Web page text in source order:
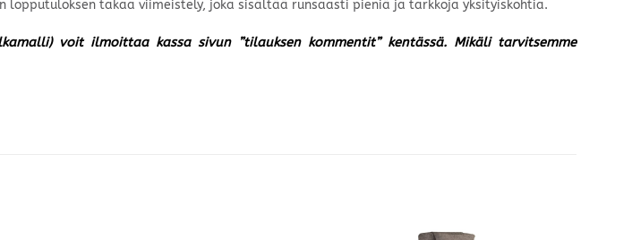
takaa viimeistely, joka sisältää runsaasti pieniä ja tarkkoja yksityiskohtia.
voit ilmoittaa kassa sivun ”tilauksen kommentit” kentässä. Mikäli tarvitsemme